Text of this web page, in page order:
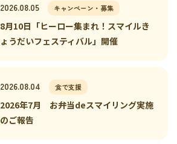
2026.08.05 キャンペーン・募集
8月10日「ヒーロー集まれ！スマイルき
ょうだいフェスティバル」開催
2026.08.04 食で支援
2026年7月 お弁当deスマイリング実施
のご報告